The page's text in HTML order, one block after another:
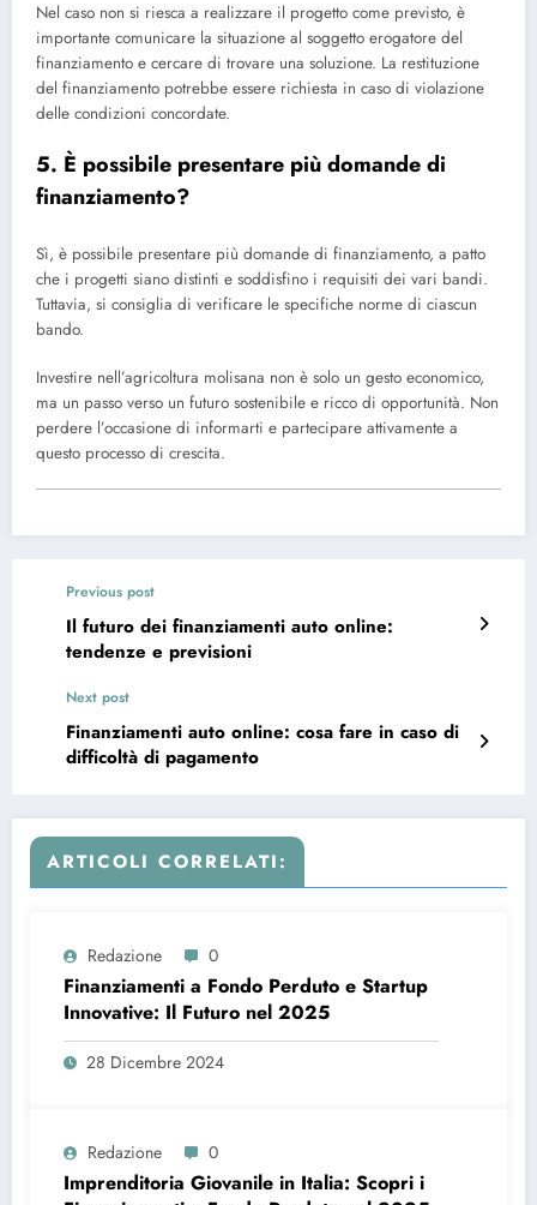
Nel caso non si riesca a realizzare il progetto come previsto, è
importante comunicare la situazione al soggetto erogatore del
finanziamento e cercare di trovare una soluzione. La restituzione
del finanziamento potrebbe essere richiesta in caso di violazione
delle condizioni concordate.
5. È possibile presentare più domande di
finanziamento?
Sì, è possibile presentare più domande di finanziamento, a patto
che i progetti siano distinti e soddisfino i requisiti dei vari bandi.
Tuttavia, si consiglia di verificare le specifiche norme di ciascun
bando.
Investire nell’agricoltura molisana non è solo un gesto economico,
ma un passo verso un futuro sostenibile e ricco di opportunità. Non
perdere l’occasione di informarti e partecipare attivamente a
questo processo di crescita.
Previous post
Il futuro dei finanziamenti auto online:
tendenze e previsioni
Next post
Finanziamenti auto online: cosa fare in caso di
difficoltà di pagamento
ARTICOLI CORRELATI:
Redazione 0
Finanziamenti a Fondo Perduto e Startup
Innovative: Il Futuro nel 2025
28 Dicembre 2024
Redazione 0
Imprenditoria Giovanile in Italia: Scopri i